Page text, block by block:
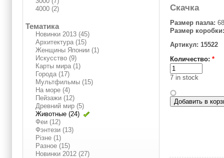
Скачка
Размер пазла:
Размер коробки:
Артикул: 15522
Количество: *
7 in stock
4000 (2)
Тематика
Новинки 2013 (45)
Архитектура (15)
Женщины Японии (1)
Искусство (9)
Карты мира (1)
Города (17)
Мультфильмы (15)
На море (4)
Пейзажи (12)
Древний мир (5)
Животные (24)
Феи (12)
Фэнтези (13)
Різне (1)
Разное (15)
Новинки 2012 (27)